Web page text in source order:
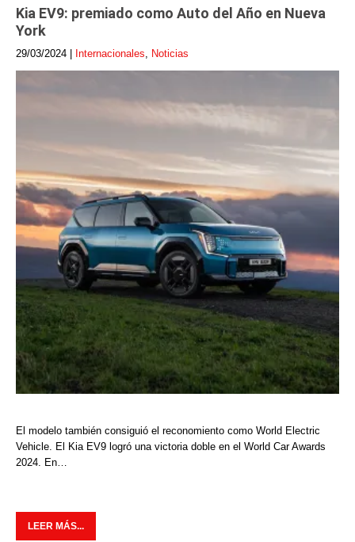
Kia EV9: premiado como Auto del Año en Nueva
York
29/03/2024 Internacionales, Noticias
El modelo también consiguió el reconomiento como World Electric
Vehicle. El Kia EV9 logró una victoria doble en el World Car Awards
2024. En…
LEER MÁS...